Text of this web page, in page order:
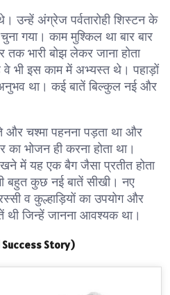
उन्हें अंग्रेज पर्वतारोही शिस्टन के
गया। काम मुश्किल था बार बार
भारी बोझ लेकर जाना होता
वे भी इस काम में अभ्यस्त थे। पहाड़ों
था। कई बातें बिल्कुल नई और
चश्मा पहनना पड़ता था और
का भोजन ही करना होता था।
में यह एक बैग जैसा प्रतीत होता
बहुत कुछ नई बातें सीखी। नए
व कुल्हाड़ियों का उपयोग और
थी जिन्हें जानना आवश्यक था।
Story)